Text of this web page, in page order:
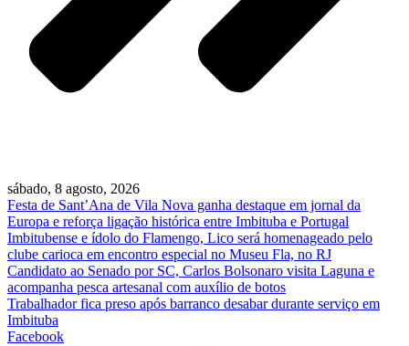
sábado, 8 agosto, 2026
Festa de Sant’Ana de Vila Nova ganha destaque em jornal da
Europa e reforça ligação histórica entre Imbituba e Portugal
Imbitubense e ídolo do Flamengo, Lico será homenageado pelo
clube carioca em encontro especial no Museu Fla, no RJ
Candidato ao Senado por SC, Carlos Bolsonaro visita Laguna e
acompanha pesca artesanal com auxílio de botos
Trabalhador fica preso após barranco desabar durante serviço em
Imbituba
Facebook